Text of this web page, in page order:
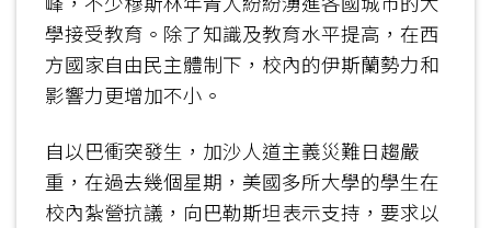
學接受教育。除了知識及教育水平提高，在西
方國家自由民主體制下，校內的伊斯蘭勢力和
影響力更增加不小。
自以巴衝突發生，加沙人道主義災難日趨嚴
重，在過去幾個星期，美國多所大學的學生在
校內紮營抗議，向巴勒斯坦表示支持，要求以